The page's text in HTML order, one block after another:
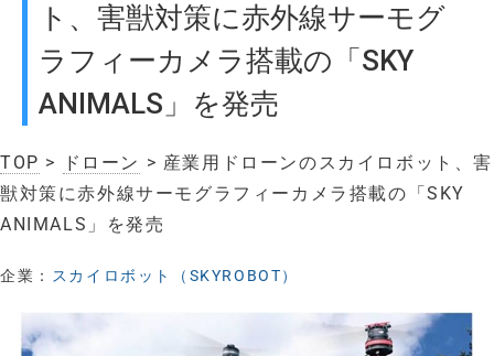
ト、害獣対策に赤外線サーモグ
ラフィーカメラ搭載の「SKY
ANIMALS」を発売
TOP > ドローン > 産業用ドローンのスカイロボット、害
獣対策に赤外線サーモグラフィーカメラ搭載の「SKY
ANIMALS」を発売
企業： スカイロボット（SKYROBOT）